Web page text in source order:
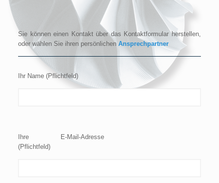
Sie können einen Kontakt über das Kontaktformular herstellen,
oder wählen Sie ihren persönlichenAnsprechpartner
Ihr Name (Pflichtfeld)
Ihre E-Mail-Adresse
(Pflichtfeld)